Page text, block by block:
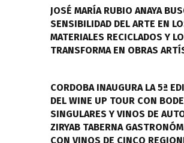
entradas
JOSÉ MARÍA RUBIO ANAYA
SENSIBILIDAD DEL ARTE EN
MATERIALES RECICLADOS Y
TRANSFORMA EN OBRAS
CORDOBA INAUGURA LA 5ª
DEL WINE UP TOUR CON
SINGULARES Y VINOS DE
ZIRYAB TABERNA
CON VINOS DE CINCO